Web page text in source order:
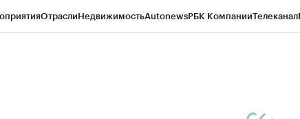
ОтраслиНедвижимостьAutonewsРБК КомпанииТелеканал